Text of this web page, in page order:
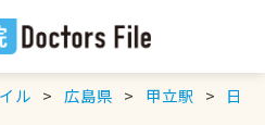
ル 広島県 甲立駅 日本